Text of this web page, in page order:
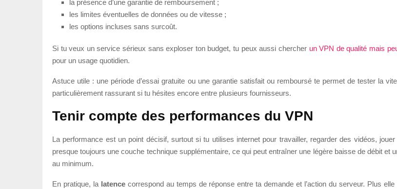
la présence d’une garantie de remboursement ;
les limites éventuelles de données ou de vitesse ;
les options incluses sans surcoût.
Si tu veux un service sérieux sans exploser ton budget, tu peux aussi chercher un VPN de qualité mais
pour un usage quotidien.
Astuce utile : une période d’essai gratuite ou une garantie satisfait ou remboursé te permet de tester la
particulièrement rassurant si tu hésites encore entre plusieurs fournisseurs.
Tenir compte des performances du VPN
La performance est un point décisif, surtout si tu utilises internet pour travailler, regarder des vidéos,
presque toujours une couche technique supplémentaire, ce qui peut entraîner une légère baisse de débit
au minimum.
En pratique, la latencecorrespond au temps de réponse entre ta demande et l’action du serveur. Plus